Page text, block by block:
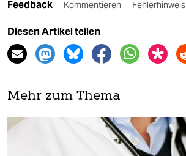
Feedback Kommentieren Fehlerhinweis
Diesen Artikel teilen
Mehr zum Thema